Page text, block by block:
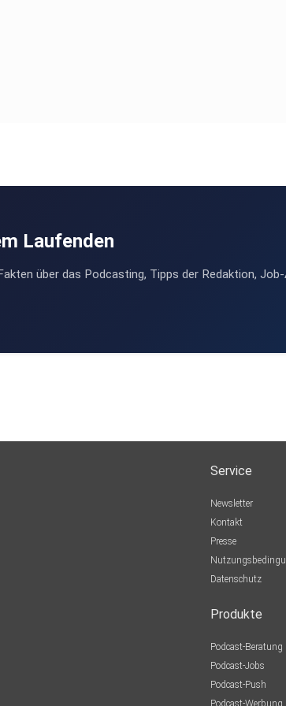
Laufenden
über das Podcasting, Tipps der Redaktion,
Service
Newsletter
Kontakt
Presse
Datenschutz
Produkte
Podcast-Beratung
Podcast-Jobs
Podcast-Push
Podcast-Werbung